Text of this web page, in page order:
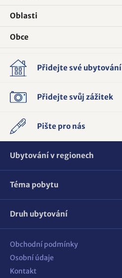
Oblasti
Obce
Přidejte své ubytování
Přidejte svůj zážitek
Pište pro nás
Ubytování v regionech
Téma pobytu
Druh ubytování
Obchodní podmínky
Osobní údaje
Kontakt